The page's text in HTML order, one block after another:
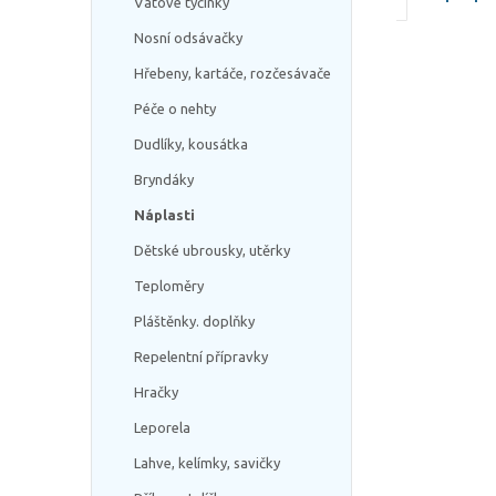
Nosní odsávačky
Hřebeny, kartáče, rozčesávače
Péče o nehty
Dudlíky, kousátka
Bryndáky
Náplasti
Dětské ubrousky, utěrky
Teploměry
Pláštěnky. doplňky
Repelentní přípravky
Hračky
Leporela
Lahve, kelímky, savičky